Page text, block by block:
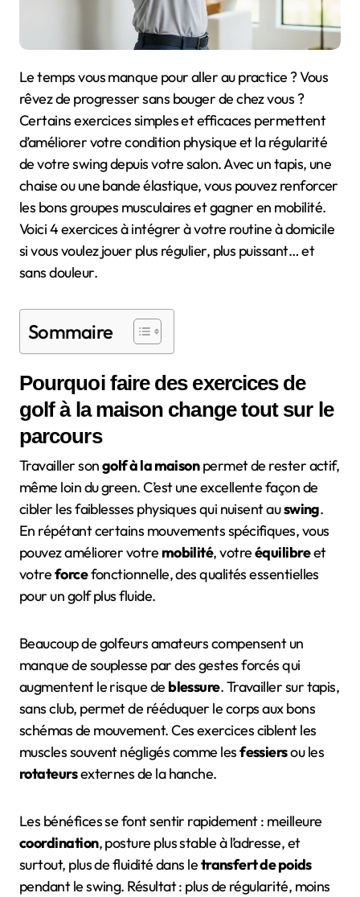
Le temps vous manque pour aller au practice ? Vous
rêvez de progresser sans bouger de chez vous ?
Certains exercices simples et efficaces permettent
d’améliorer votre condition physique et la régularité
de votre swing depuis votre salon. Avec un tapis, une
chaise ou une bande élastique, vous pouvez renforcer
les bons groupes musculaires et gagner en mobilité.
Voici 4 exercices à intégrer à votre routine à domicile
si vous voulez jouer plus régulier, plus puissant… et
sans douleur.
Sommaire
Pourquoi faire des exercices de
golf à la maison change tout sur le
parcours
Travailler songolf à la maisonpermet de rester actif,
même loin du green. C’est une excellente façon de
cibler les faiblesses physiques qui nuisent auswing.
En répétant certains mouvements spécifiques, vous
pouvez améliorer votre mobilité, votreéquilibreet
votreforcefonctionnelle, des qualités essentielles
pour un golf plus fluide.
Beaucoup de golfeurs amateurs compensent un
manque de souplesse par des gestes forcés qui
augmentent le risque de blessure. Travailler sur tapis,
sans club, permet de rééduquer le corps aux bons
schémas de mouvement. Ces exercices ciblent les
muscles souvent négligés comme lesfessiersou les
rotateursexternes de la hanche.
Les bénéfices se font sentir rapidement : meilleure
coordination, posture plus stable à l’adresse, et
surtout, plus de fluidité dans letransfert de poids
pendant le swing. Résultat : plus de régularité, moins